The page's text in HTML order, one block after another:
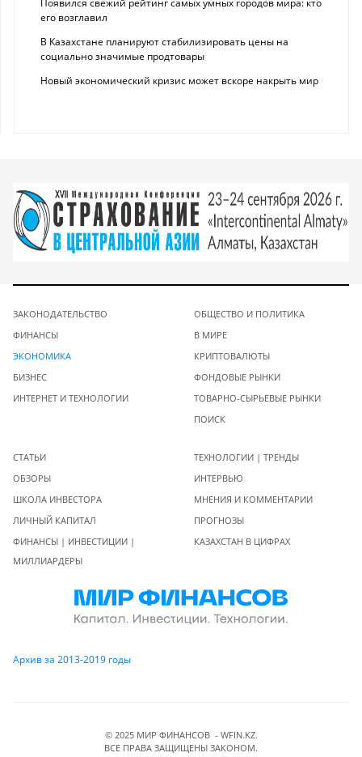
Появился свежий рейтинг самых умных городов мира: кто
его возглавил
В Казахстане планируют стабилизировать цены на
социально значимые продтовары
Новый экономический кризис может вскоре накрыть мир
ЗАКОНОДАТЕЛЬСТВО
ФИНАНСЫ
ЭКОНОМИКА
БИЗНЕС
ИНТЕРНЕТ И ТЕХНОЛОГИИ
ОБЩЕСТВО И ПОЛИТИКА
В МИРЕ
КРИПТОВАЛЮТЫ
ФОНДОВЫЕ РЫНКИ
ТОВАРНО-СЫРЬЕВЫЕ РЫНКИ
ПОИСК
СТАТЬИ
ОБЗОРЫ
ШКОЛА ИНВЕСТОРА
ЛИЧНЫЙ КАПИТАЛ
ФИНАНСЫ | ИНВЕСТИЦИИ |
МИЛЛИАРДЕРЫ
ТЕХНОЛОГИИ | ТРЕНДЫ
ИНТЕРВЬЮ
МНЕНИЯ И КОММЕНТАРИИ
ПРОГНОЗЫ
КАЗАХСТАН В ЦИФРАХ
Архив за 2013-2019 годы
© 2025 МИР ФИНАНСОВ - WFIN.KZ.
ВСЕ ПРАВА ЗАЩИЩЕНЫ ЗАКОНОМ.